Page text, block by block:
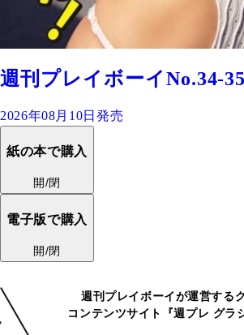
週刊プレイボーイNo.34-35
2026年08月10日発売
紙の本で購入
開/閉
電子版で購入
開/閉
週刊プレイボーイが運営する
コンテンツサイト『週プレ グラ